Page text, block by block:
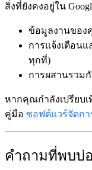
สิ่งที่ยังคงอยู่ใน
ข้อมูลงานของ
การแจ้งเตือน
ทุกที่)
การผสานรวมกั
หากคุณกำลังเปรียบเ
คู่มือ ซอฟต์แวร์จัดกา
คำถามที่พบบ่